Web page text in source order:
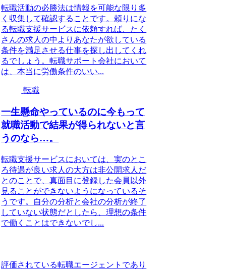
転職活動の必勝法は情報を可能な限り多
く収集して確認することです。頼りにな
る転職支援サービスに依頼すれば、たく
さんの求人の中よりあなたが欲している
条件を満足させる仕事を探し出してくれ
るでしょう。転職サポート会社において
は、本当に労働条件のいい...
転職
一生懸命やっているのに今もって
就職活動で結果が得られないと言
うのなら…。
転職支援サービスにおいては、実のとこ
ろ待遇が良い求人の大方は非公開求人だ
とのことで、真面目に登録した会員以外
見ることができないようになっているそ
うです。自分の分析と会社の分析が終了
していない状態だとしたら、理想の条件
で働くことはできないでし...
評価されている転職エージェントであり